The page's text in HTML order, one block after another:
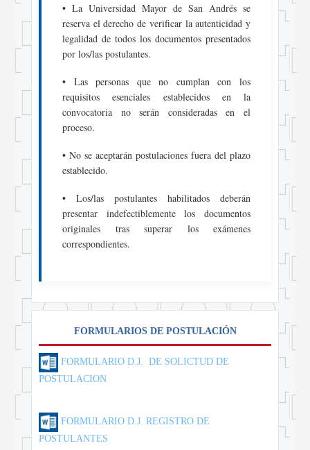
• La Universidad Mayor de San Andrés se
reserva el derecho de verificar la autenticidad y
legalidad de todos los documentos presentados
por los/las postulantes.
• Las personas que no cumplan con los
requisitos esenciales establecidos en la
convocatoria no serán consideradas en el
proceso.
• No se aceptarán postulaciones fuera del plazo
establecido.
• Los/las postulantes habilitados deberán
presentar indefectiblemente los documentos
originales tras superar los exámenes
correspondientes.
FORMULARIOS DE POSTULACIÓN
FORMULARIO D.J. DE SOLICTUD DE
POSTULACION
FORMULARIO D.J. REGISTRO DE
POSTULANTES